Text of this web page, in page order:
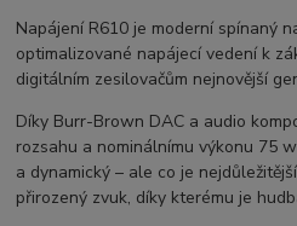
Napájení R610 je moderní spínaný
optimalizované napájecí vedení k
digitálním zesilovačům nejnovější
Díky Burr-Brown DAC a audio
rozsahu a nominálnímu výkonu 75
a dynamický – ale co je
přirozený zvuk, díky kterému je